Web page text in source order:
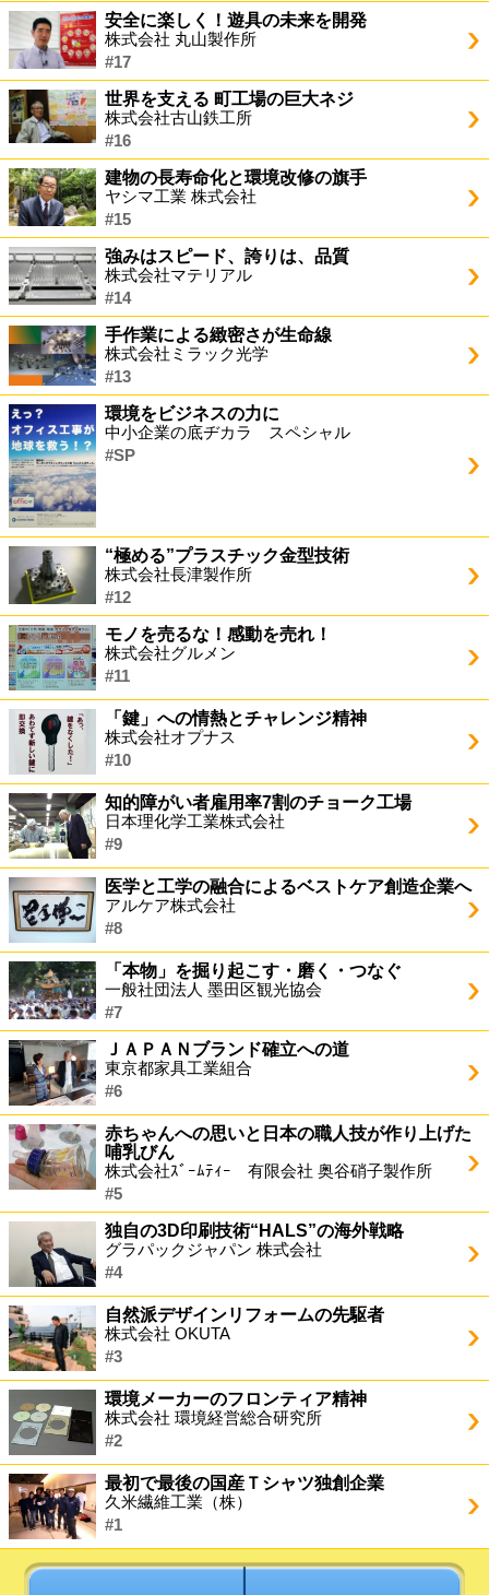
安全に楽しく！遊具の未来を開発
株式会社 丸山製作所
#17
世界を支える 町工場の巨大ネジ
株式会社古山鉄工所
#16
建物の長寿命化と環境改修の旗手
ヤシマ工業 株式会社
#15
強みはスピード、誇りは、品質
株式会社マテリアル
#14
手作業による緻密さが生命線
株式会社ミラック光学
#13
環境をビジネスの力に
中小企業の底ヂカラ スペシャル
#SP
“極める”プラスチック金型技術
株式会社長津製作所
#12
モノを売るな！感動を売れ！
株式会社グルメン
#11
「鍵」への情熱とチャレンジ精神
株式会社オプナス
#10
知的障がい者雇用率7割のチョーク工場
日本理化学工業株式会社
#9
医学と工学の融合によるベストケア創造企業へ
アルケア株式会社
#8
「本物」を掘り起こす・磨く・つなぐ
一般社団法人 墨田区観光協会
#7
ＪＡＰＡＮブランド確立への道
東京都家具工業組合
#6
赤ちゃんへの思いと日本の職人技が作り上げた
哺乳びん
株式会社ｽﾞｰﾑﾃｨｰ 有限会社 奥谷硝子製作所
#5
独自の3D印刷技術“HALS”の海外戦略
グラパックジャパン 株式会社
#4
自然派デザインリフォームの先駆者
株式会社 OKUTA
#3
環境メーカーのフロンティア精神
株式会社 環境経営総合研究所
#2
最初で最後の国産Ｔシャツ独創企業
久米繊維工業（株）
#1